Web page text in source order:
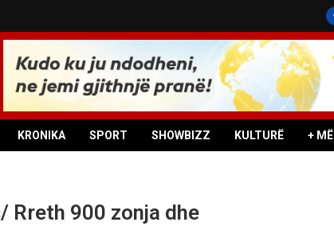
KRONIKA SPORT SHOWBIZZ KULTURË +
Rreth 900 zonja dhe